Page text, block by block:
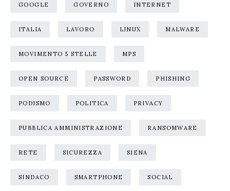
GOOGLE GOVERNO INTERNET
ITALIA LAVORO LINUX MALWARE
MOVIMENTO 5 STELLE MPS
OPEN SOURCE PASSWORD PHISHING
PODISMO POLITICA PRIVACY
PUBBLICA AMMINISTRAZIONE RANSOMWARE
RETE SICUREZZA SIENA
SINDACO SMARTPHONE SOCIAL